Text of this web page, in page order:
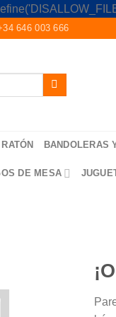
646 003 666
BANDOLERAS
DE MESA